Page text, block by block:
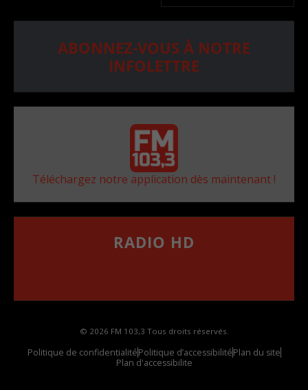
ABONNEZ-VOUS À NOTRE
INFOLETTRE
Téléchargez notre application dès maintenant !
RADIO HD
© 2026 FM 103,3 Tous droits réservés.
Politique de confidentialitéPolitique d’accessibilitéPlan du site
Plan d'accessibilite